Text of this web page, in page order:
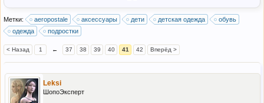
Метки: aeropostale аксессуары дети детская одежда
обувь
одежда
подростки
< Назад 1 ← 37 38 39 40 41 42 Вперёд >
Leksi
ШопоЭксперт